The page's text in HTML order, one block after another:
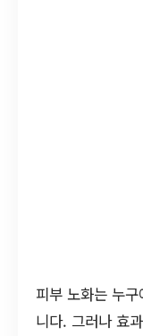
피부 노화는 누
니다. 그러나 효